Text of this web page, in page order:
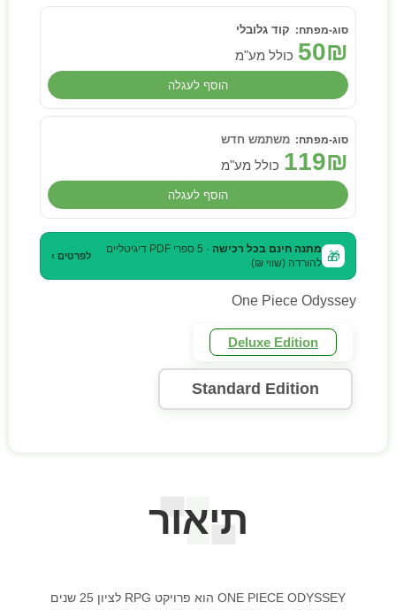
קוד גלובלי
50₪ כולל מע"מ
הוסף לעגלה
משתמש חדש
119₪ כולל מע"מ
הוסף לעגלה
🎁 מתנה חינם בכל רכישה
· 5 ספרי PDF דיגיטליים
להורדה (שווי ₪)
לפרטים ›
One Piece Odyssey
Deluxe Edition
Standard Edition
תיאור
ONE PIECE ODYSSEY הוא פרויקט RPG
לציון 25 שנים